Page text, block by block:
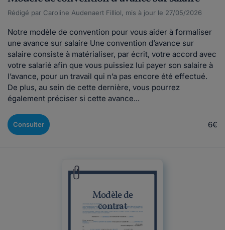
Rédigé par Caroline Audenaert Filliol, mis à jour le 27/05/2026
Notre modèle de convention pour vous aider à formaliser
une avance sur salaire Une convention d’avance sur
salaire consiste à matérialiser, par écrit, votre accord avec
votre salarié afin que vous puissiez lui payer son salaire à
l’avance, pour un travail qui n’a pas encore été effectué.
De plus, au sein de cette dernière, vous pourrez
également préciser si cette avance...
Consulter 6€
Modèle de
contrat